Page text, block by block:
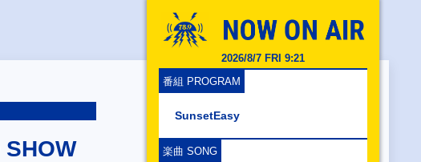
2026/8/7 FRI 9:21
番組 PROGRAM
SunsetEasy
楽曲 SONG
SHOW